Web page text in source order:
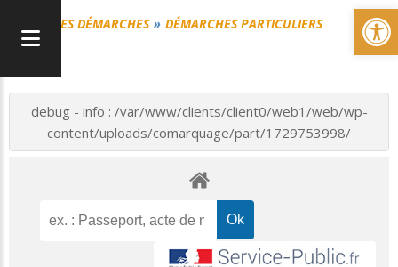
MES DÉMARCHES DÉMARCHES PARTICULIERS
debug - info : /var/www/clients/client0/web1/web/wp-
content/uploads/comarquage/part/1729753998/